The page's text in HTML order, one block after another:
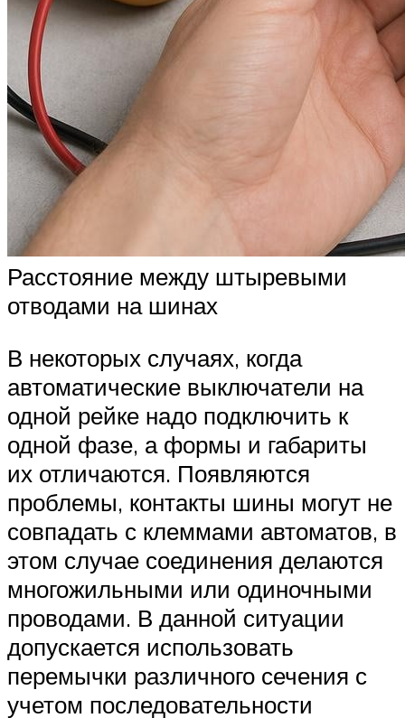
Расстояние между штыревыми
отводами на шинах
В некоторых случаях, когда
автоматические выключатели на
одной рейке надо подключить к
одной фазе, а формы и габариты
их отличаются. Появляются
проблемы, контакты шины могут не
совпадать с клеммами автоматов, в
этом случае соединения делаются
многожильными или одиночными
проводами. В данной ситуации
допускается использовать
перемычки различного сечения с
учетом последовательности